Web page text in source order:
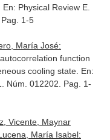
En: Physical Review E.
1-5
María José:
function
cooling state. En:
Núm. 012202. Pag. 1-
Vicente, Maynar
María Isabel: